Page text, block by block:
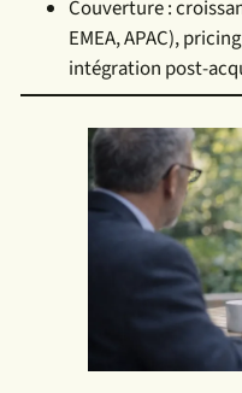
Couverture :
EMEA, APAC),
intégration post-